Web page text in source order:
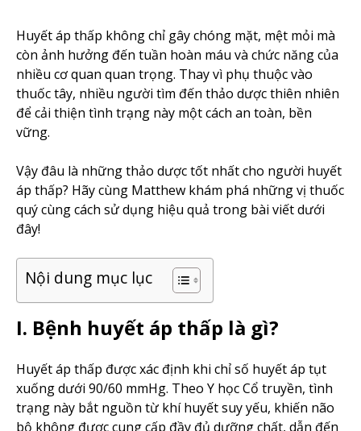
Huyết áp thấp không chỉ gây chóng mặt, mệt mỏi mà
còn ảnh hưởng đến tuần hoàn máu và chức năng của
nhiều cơ quan quan trọng. Thay vì phụ thuộc vào
thuốc tây, nhiều người tìm đến thảo dược thiên nhiên
để cải thiện tình trạng này một cách an toàn, bền
vững.
Vậy đâu là những thảo dược tốt nhất cho người huyết
áp thấp? Hãy cùng Matthew khám phá những vị thuốc
quý cùng cách sử dụng hiệu quả trong bài viết dưới
đây!
Nội dung mục lục
I. Bệnh huyết áp thấp là gì?
Huyết áp thấp được xác định khi chỉ số huyết áp tụt
xuống dưới 90/60 mmHg. Theo Y học Cổ truyền, tình
trạng này bắt nguồn từ khí huyết suy yếu, khiến não
bộ không được cung cấp đầy đủ dưỡng chất, dẫn đến